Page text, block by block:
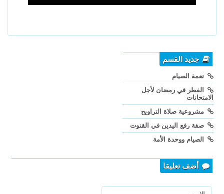
جديد القسم
نعمة الصيام
الفطر في رمضان لأجل
الامتحانات
مشروعية صلاة التراويح
صفة رفع اليدين في القنوت
الصيام ووحدة الأمة
أضف تعليقا